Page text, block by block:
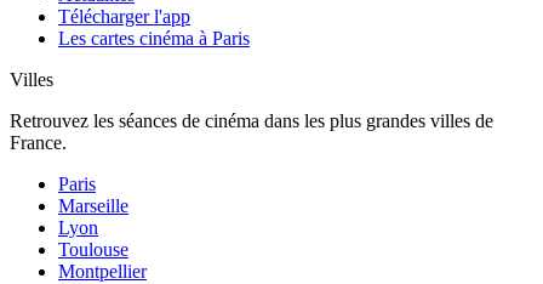
Télécharger l'app
Les cartes cinéma à Paris
Villes
Retrouvez les séances de cinéma dans les plus grandes villes de
France.
Paris
Marseille
Lyon
Toulouse
Montpellier